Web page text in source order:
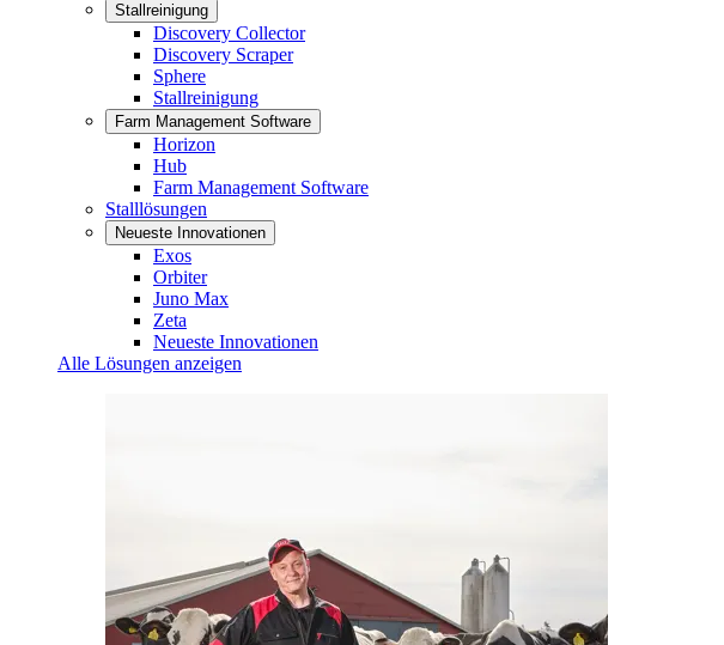
Stallreinigung
Discovery Collector
Discovery Scraper
Sphere
Stallreinigung
Farm Management Software
Horizon
Hub
Farm Management Software
Stalllösungen
Neueste Innovationen
Exos
Orbiter
Juno Max
Zeta
Neueste Innovationen
Alle Lösungen anzeigen